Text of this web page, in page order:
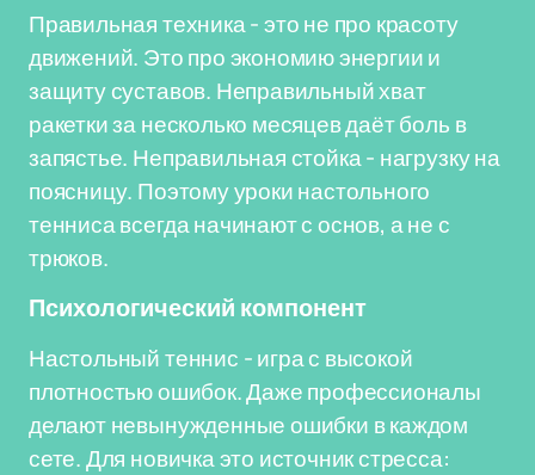
Правильная техника - это не про красоту
движений. Это про экономию энергии и
защиту суставов. Неправильный хват
ракетки за несколько месяцев даёт боль в
запястье. Неправильная стойка - нагрузку на
поясницу. Поэтому уроки настольного
тенниса всегда начинают с основ, а не с
трюков.
Психологический компонент
Настольный теннис - игра с высокой
плотностью ошибок. Даже профессионалы
делают невынужденные ошибки в каждом
сете. Для новичка это источник стресса: